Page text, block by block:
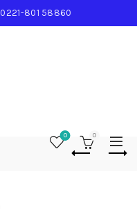
0221-801 58860
0 0